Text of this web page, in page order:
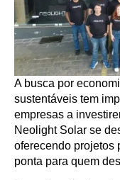
A busca por
sustentáveis tem
empresas a
Neolight Solar se
oferecendo projetos
ponta para quem